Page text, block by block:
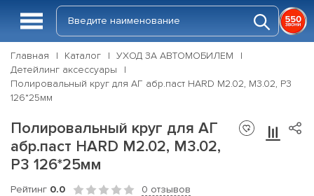
Главная Каталог
УХОД ЗА АВТОМОБИЛЕМ
Детейлинг аксессуары
Полировальный круг для АГ абр.паст HARD M2.02, M3.02, P3
126*25мм
Полировальный круг для АГ
абр.паст HARD M2.02, M3.02,
P3 126*25мм
Рейтинг 0.0 0 отзывов